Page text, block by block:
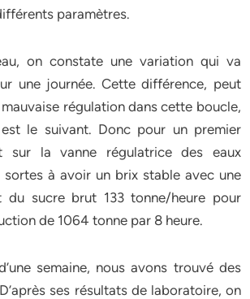
paramètres.
on constate une variation qui va
une journée. Cette différence, peut
mauvaise régulation dans cette boucle,
le suivant. Donc pour un premier
sur la vanne régulatrice des eaux
sortes à avoir un brix stable avec une
sucre brut 133 tonne/heure pour
de 1064 tonne par 8 heure.
semaine, nous avons trouvé des
ses résultats de laboratoire, on